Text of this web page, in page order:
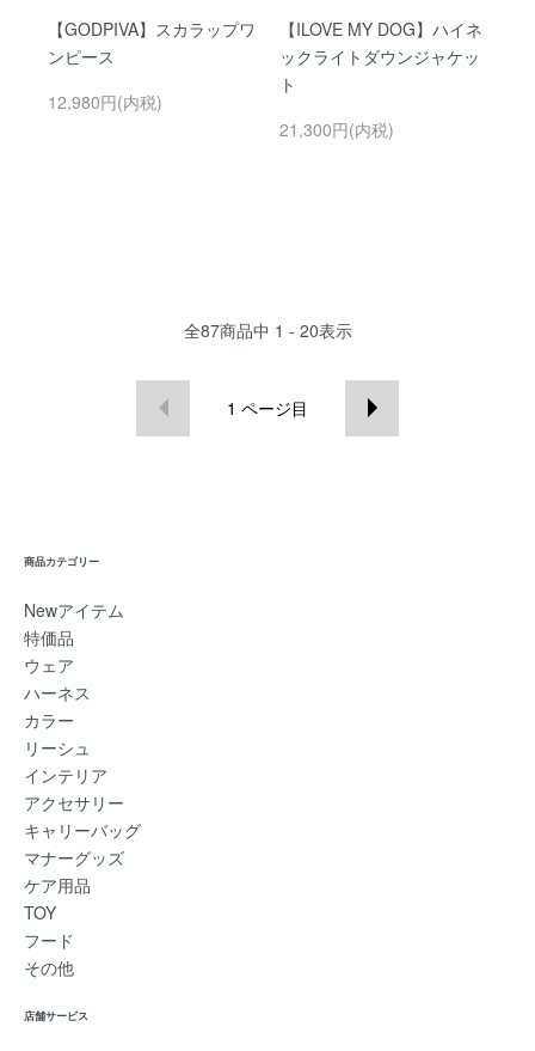
【GODPIVA】スカラップワ
ンピース
12,980円(内税)
【ILOVE MY DOG】ハイネ
ックライトダウンジャケッ
ト
21,300円(内税)
全87商品中 1 - 20表示
1 ページ目
商品カテゴリー
Newアイテム
特価品
ウェア
ハーネス
カラー
リーシュ
インテリア
アクセサリー
キャリーバッグ
マナーグッズ
ケア用品
TOY
フード
その他
店舗サービス